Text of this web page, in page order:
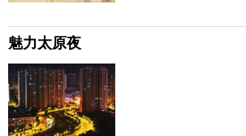
魅力太原夜